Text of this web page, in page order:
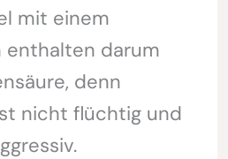
mit einem
enthalten darum
denn
nicht flüchtig und